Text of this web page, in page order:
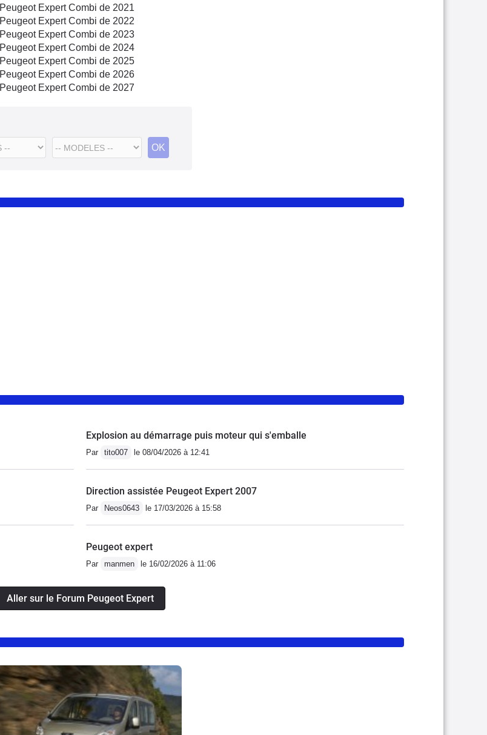
Peugeot Expert Combi de 2021
Peugeot Expert Combi de 2022
Peugeot Expert Combi de 2023
Peugeot Expert Combi de 2024
Peugeot Expert Combi de 2025
Peugeot Expert Combi de 2026
Peugeot Expert Combi de 2027
Explosion au démarrage puis moteur qui s'emballe
Par tito007 le 08/04/2026 à 12:41
Direction assistée Peugeot Expert 2007
Par Neos0643 le 17/03/2026 à 15:58
Peugeot expert
Par manmen le 16/02/2026 à 11:06
Aller sur le Forum Peugeot Expert